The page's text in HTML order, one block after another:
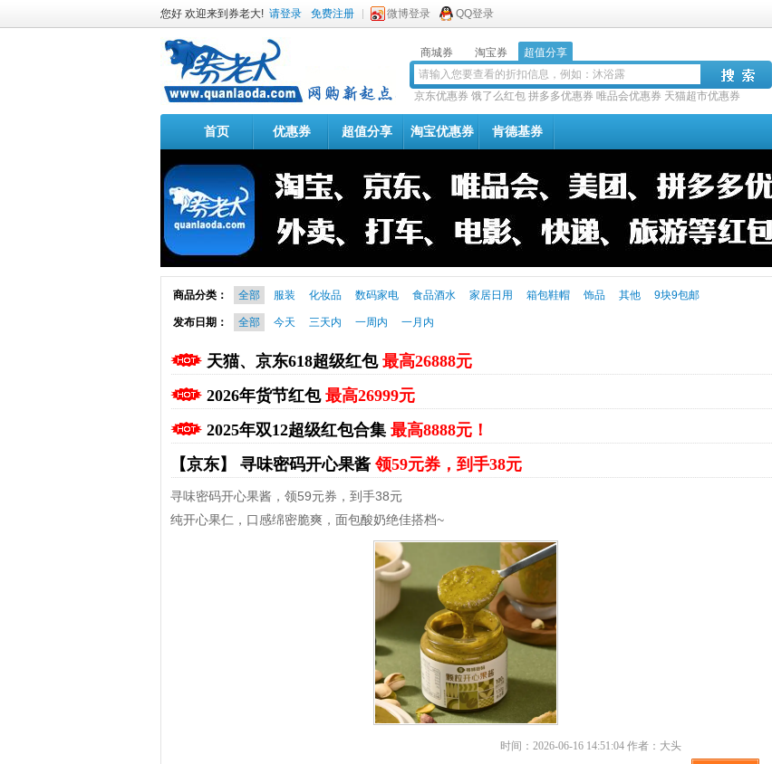
您好 欢迎来到券老大! 请登录 免费注册 微博登录 QQ登录
商城券 淘宝券 超值分享
京东优惠券 饿了么红包 拼多多优惠券 唯品会优惠券 天猫超市优惠券
首页 优惠券 超值分享 淘宝优惠券 肯德基券
商品分类： 全部 服装 化妆品 数码家电 食品酒水 家居日用 箱包鞋帽 饰品 其他 9块9包邮
发布日期： 全部 今天 三天内 一周内 一月内
天猫、京东618超级红包 最高26888元
2026年货节红包 最高26999元
2025年双12超级红包合集 最高8888元！
【京东】 寻味密码开心果酱领59元券，到手38元
寻味密码开心果酱，领59元券，到手38元
纯开心果仁，口感绵密脆爽，面包酸奶绝佳搭档~
时间：2026-06-16 14:51:04 作者：大头
淘宝优惠券+淘宝返利